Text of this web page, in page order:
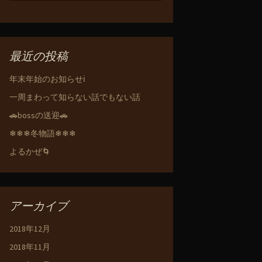
最近の投稿
年末年始のお知らせℹ️
一周まわって知らない話でもない話
🚗bossの送迎🚗
❄❄❄冬物語❄❄❄
よるかぜ🌀
アーカイブ
2018年12月
2018年11月